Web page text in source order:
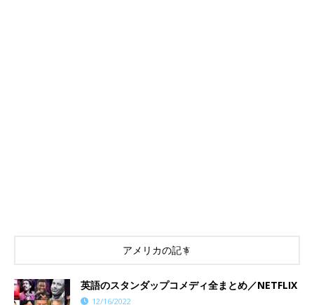
アメリカの記事
英語のスタンダップコメディ全まとめ／NETFLIX
12/16/2022